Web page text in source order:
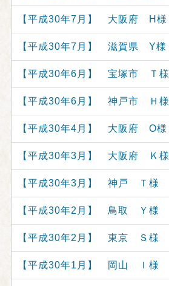
【平成30年7月】 大阪府 H様
【平成30年7月】 滋賀県 Y様
【平成30年6月】 宝塚市 Ｔ様
【平成30年6月】 神戸市 Ｈ様
【平成30年4月】 大阪府 O様
【平成30年3月】 大阪府 Ｋ様
【平成30年3月】 神戸 Ｔ様
【平成30年2月】 鳥取 Ｙ様
【平成30年2月】 東京 Ｓ様
【平成30年1月】 岡山 Ｉ様